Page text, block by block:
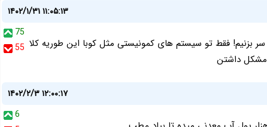
۱۴۰۲/۱/۳۱ ۱۱:۰۵:۱۳
75
55 بزنیم! فقط تو سیستم های کمونیستی مثل کوبا این طوریه کلا
داشتن
۱۴۰۲/۲/۳ ۱۲:۰۰:۱۷
6